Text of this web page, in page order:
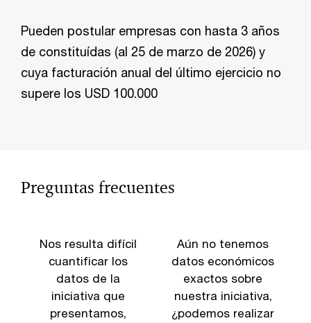
Pueden postular empresas con hasta 3 años
de constituídas (al 25 de marzo de 2026) y
cuya facturación anual del último ejercicio no
supere los USD 100.000
Preguntas frecuentes
Nos resulta difícil
cuantificar los
datos de la
iniciativa que
presentamos,
Aún no tenemos
datos económicos
exactos sobre
nuestra iniciativa,
¿podemos realizar